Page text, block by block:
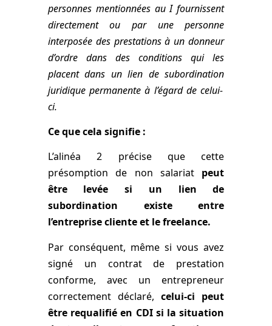
personnes mentionnées au I fournissent
directement ou par une personne
interposée des prestations à un donneur
d’ordre dans des conditionsqui les
placent dans un lien de subordination
juridique permanente à l’égard de celui-
ci.
Ce que cela signifie :
L’alinéa 2 précise que cette
présomption de non salariat peut
être levée
si un lien de
subordination existe entre
l’entreprise cliente et le freelance.
Par conséquent, même si vous avez
signé un contrat de prestation
conforme, avec un entrepreneur
correctement déclaré,celui-ci peut
être requalifié en CDI si la situation